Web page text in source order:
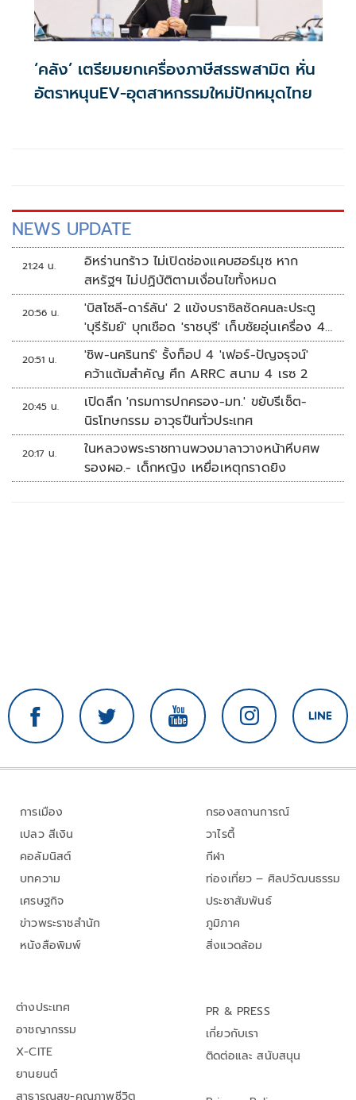
‘คลัง’ เตรียมยกเครื่องภาษีสรรพสามิต หั่น
อัตราหนุนEV-อุตสาหกรรมใหม่ปักหมุดไทย
NEWS UPDATE
21:24 น.
อิหร่านกร้าว ไม่เปิดช่องแคบฮอร์มุซ หาก
สหรัฐฯ ไม่ปฏิบัติตามเงื่อนไขทั้งหมด
20:56 น.
'บิสโซลี-ดาร์ลัน' 2 แข้งบราซิลซัดคนละประตู
'บุรีรัมย์' บุกเชือด 'ราชบุรี' เก็บชัยอุ่นเครื่อง 4
นัดรวด
20:51 น.
'ชิพ-นครินทร์' รั้งท็อป 4 'เฟอร์-ปัญจรุจน์'
คว้าแต้มสำคัญ ศึก ARRC สนาม 4 เรซ 2
20:45 น.
เปิดลึก 'กรมการปกครอง-มท.' ขยับรีเซ็ต-
นิรโทษกรรม อาวุธปืนทั่วประเทศ
20:17 น.
ในหลวงพระราชทานพวงมาลาวางหน้าหีบศพ
รองผอ.- เด็กหญิง เหยื่อเหตุกราดยิง
การเมือง
เปลว สีเงิน
คอลัมนิสต์
บทความ
เศรษฐกิจ
ข่าวพระราชสำนัก
หนังสือพิมพ์
กรองสถานการณ์
วาไรตี้
กีฬา
ท่องเที่ยว – ศิลปวัฒนธรรม
ประชาสัมพันธ์
ภูมิภาค
สิ่งแวดล้อม
ต่างประเทศ
อาชญากรรม
X-CITE
ยานยนต์
สาธารณสุข-คุณภาพชีวิต
PR & PRESS
เกี่ยวกับเรา
ติดต่อและ สนับสนุน